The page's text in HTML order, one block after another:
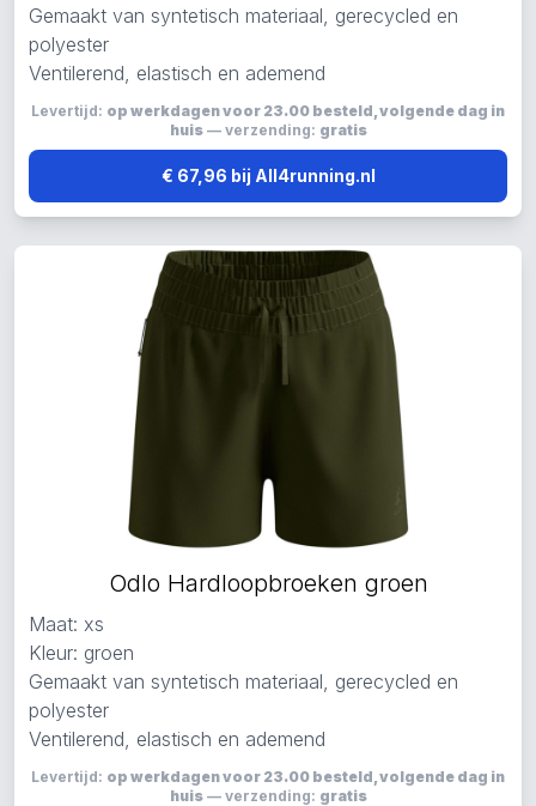
Gemaakt van syntetisch materiaal, gerecycled en
polyester
Ventilerend, elastisch en ademend
Levertijd: op werkdagen voor 23.00 besteld, volgende dag in
huis— verzending: gratis
€ 67,96 bij All4running.nl
Odlo Hardloopbroeken groen
Maat: xs
Kleur: groen
Gemaakt van syntetisch materiaal, gerecycled en
polyester
Ventilerend, elastisch en ademend
Levertijd: op werkdagen voor 23.00 besteld, volgende dag in
huis— verzending: gratis